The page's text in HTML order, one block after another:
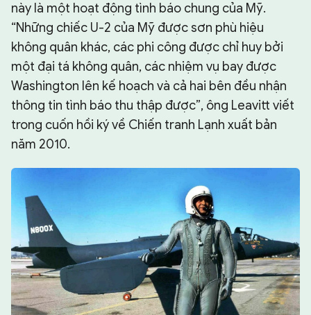
này là một hoạt động tình báo chung của Mỹ.
“Những chiếc U-2 của Mỹ được sơn phù hiệu
không quân khác, các phi công được chỉ huy bởi
một đại tá không quân, các nhiệm vụ bay được
Washington lên kế hoạch và cả hai bên đều nhận
thông tin tình báo thu thập được”, ông Leavitt viết
trong cuốn hồi ký về Chiến tranh Lạnh xuất bản
năm 2010.